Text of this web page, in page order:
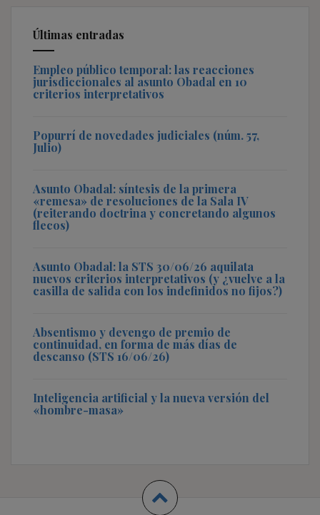
Últimas entradas
Empleo público temporal: las reacciones
jurisdiccionales al asunto Obadal en 10
criterios interpretativos
Popurrí de novedades judiciales (núm. 57,
Julio)
Asunto Obadal: síntesis de la primera
«remesa» de resoluciones de la Sala IV
(reiterando doctrina y concretando algunos
flecos)
Asunto Obadal: la STS 30/06/26 aquilata
nuevos criterios interpretativos (y ¿vuelve a la
casilla de salida con los indefinidos no fijos?)
Absentismo y devengo de premio de
continuidad, en forma de más días de
descanso (STS 16/06/26)
Inteligencia artificial y la nueva versión del
«hombre-masa»